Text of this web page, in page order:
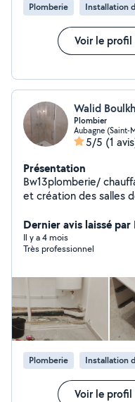
Plomberie Installation
Voir le profil
Walid
Plombier
Aubagne (Saint-
5/5 (1
Présentation
Bw13plomberie/ chauffage-
et création des salles
réparation et remplacement de radiateur de chauffage
central et création
Remplacement de chauffe eau
intérieure des locaux.
Montage meubles
Prestation efficace et
Walid/Bw13 plomberie.
Dernier avis laissé
Il y a 4 mois
Très professionnel
Plomberie Installation
Voir le profil